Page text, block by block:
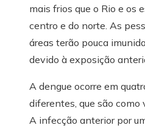
mais frios que o Rio e os
centro e do norte. As
áreas terão pouca
devido à exposição
A dengue ocorre em
diferentes, que são como
A infecção anterior por